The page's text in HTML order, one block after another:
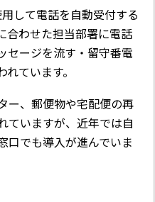
して電話を自動受付する
合わせた担当部署に電話
セージを流す・留守番電
ています。
ー、郵便物や宅配便の再
ていますが、近年では自
口でも導入が進んでいま